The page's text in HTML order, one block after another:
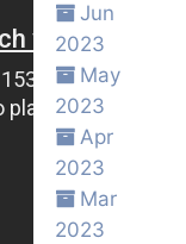
Jun
2023
May
2023
Apr
2023
Mar
2023